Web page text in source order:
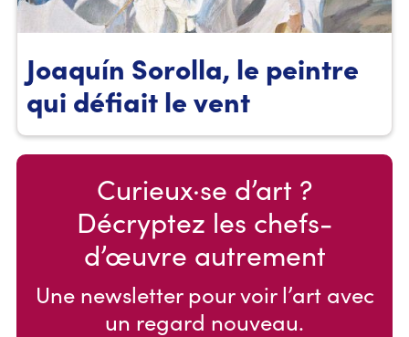
Joaquín Sorolla, le peintre
qui défiait le vent
Curieux·se d’art ?
Décryptez les chefs-
d’œuvre autrement
Une newsletter pour voir l’art avec
un regard nouveau.